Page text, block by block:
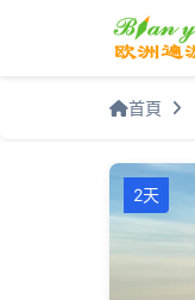
首頁
2天